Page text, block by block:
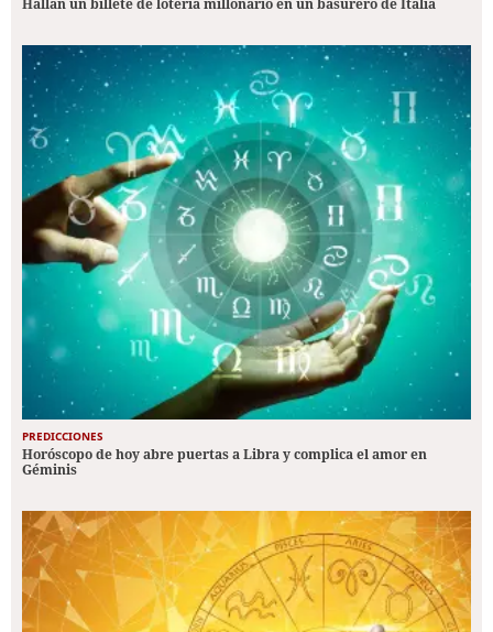
Hallan un billete de lotería millonario en un basurero de Italia
PREDICCIONES
Horóscopo de hoy abre puertas a Libra y complica el amor en
Géminis